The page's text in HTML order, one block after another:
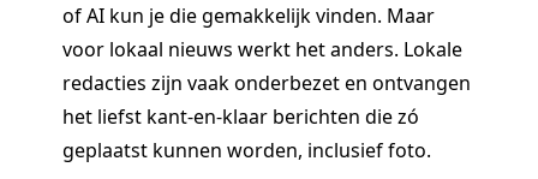
of AI kun je die gemakkelijk vinden. Maar
voor lokaal nieuws werkt het anders. Lokale
redacties zijn vaak onderbezet en ontvangen
het liefst kant-en-klaar berichten die zó
geplaatst kunnen worden, inclusief foto.